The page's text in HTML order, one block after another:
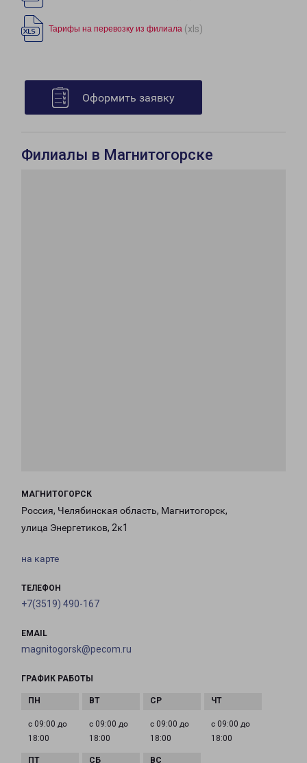
Тарифы на перевозку из филиала (xls)
Оформить заявку
Филиалы в Магнитогорске
МАГНИТОГОРСК
Россия, Челябинская область, Магнитогорск,
улица Энергетиков, 2к1
на карте
ТЕЛЕФОН
+7(3519) 490-167
EMAIL
magnitogorsk@pecom.ru
ГРАФИК РАБОТЫ
с 09:00 до
18:00
с 09:00 до
18:00
с 09:00 до
18:00
с 09:00 до
18:00